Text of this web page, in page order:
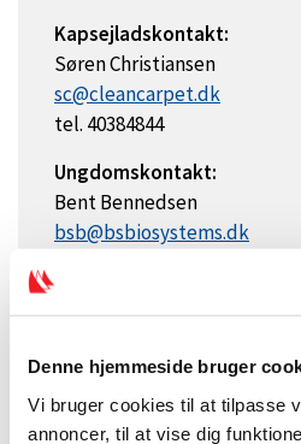
Denne hjemmeside bruger
Vi bruger cookies til at tilpasse
annoncer, til at vise dig
Kapsejladskontakt:
Søren Christiansen
sc@cleancarpet.dk
tel. 40384844
Ungdomskontakt:
Bent Bennedsen
bsb@bsbiosystems.dk